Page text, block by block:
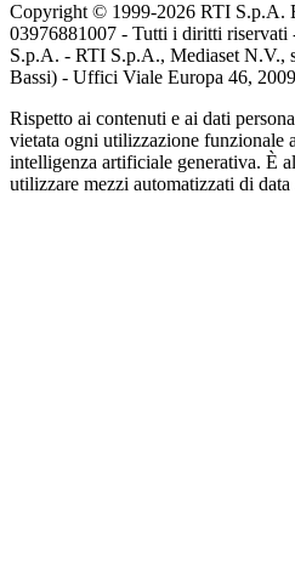
Copyright © 1999-2026 RTI S.p.A.
03976881007 - Tutti i diritti riservati
S.p.A. - RTI S.p.A., Mediaset N.V.,
Bassi) - Uffici Viale Europa 46,
Rispetto ai contenuti e ai dati
vietata ogni utilizzazione funzionale
intelligenza artificiale generativa. È
utilizzare mezzi automatizzati di data